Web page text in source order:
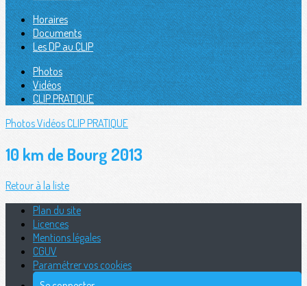
Horaires
Documents
Les DP au CLIP
Photos
Vidéos
CLIP PRATIQUE
PhotosVidéosCLIP PRATIQUE
10 km de Bourg 2013
Retour à la liste
Plan du site
Licences
Mentions légales
CGUV
Paramétrer vos cookies